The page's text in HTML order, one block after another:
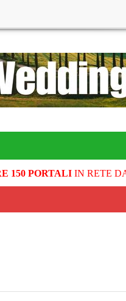
150 PORTALIIN RETE